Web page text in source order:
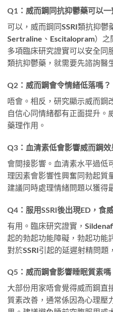
Q1：威而鋼同抗抑鬱藥可以一
可以，威而鋼同SSRI類抗抑鬱
Sertraline、Escitalopram）之
多項臨床研究證實可以安全同
類抗抑鬱藥，就需要先諮詢醫
Q2：威而鋼會令情緒低落嗎？
唔會。相反，研究顯示威而鋼
自信心同情緒都有正面提升。
藥理作用。
Q3：血清素低會影響威而鋼效
會間接影響。血清素水平過低
理因素會影響性興奮同勃起質
建議同時處理情緒問題以獲得
Q4：服用SSRI後出現ED，食
有用。臨床研究證實，
起的勃起功能障礙，勃起功能
對於SSRI引起的延遲射精問題
Q5：威而鋼會影響睡眠質素嗎
大部份用家唔會覺得威而鋼直
質素改善，通常係因為心理壓